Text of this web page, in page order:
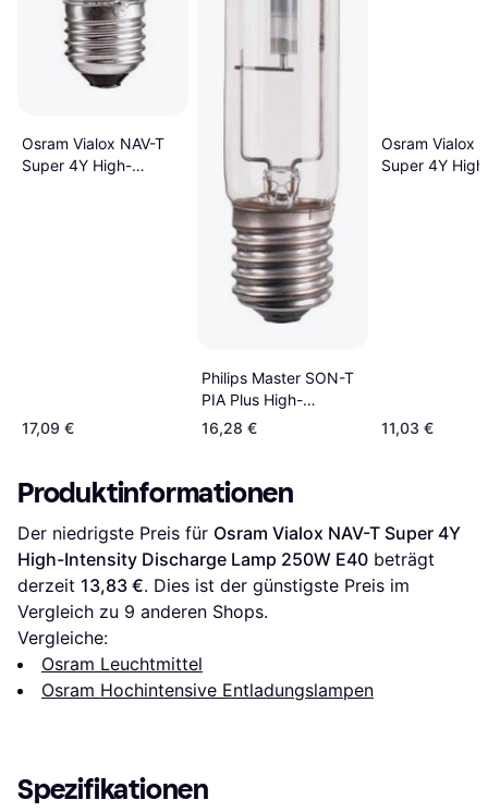
Osram Vialox NAV-T
Super 4Y High-
17,09 €
Philips Master SON-T
PIA Plus High-
Intensity Discharge
Lamps 400W E E40
16,28 €
Osram Vialox
Super 4Y
11,03 €
Produktinformationen
Der niedrigste Preis für Osram Vialox NAV-T Super 4Y
High-Intensity Discharge Lamp 250W E40 beträgt
derzeit 13,83 €. Dies ist der günstigste Preis im
Vergleich zu 9 anderen Shops.
Vergleiche:
Osram Leuchtmittel
Osram Hochintensive Entladungslampen
Spezifikationen